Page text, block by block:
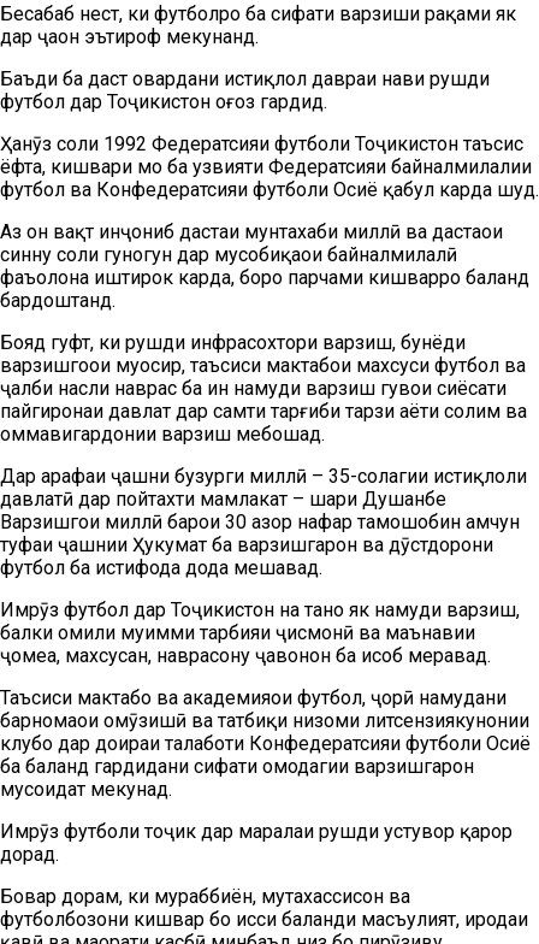
Бесабаб нест, ки футболро ба сифати варзиши рақами як
дар ҷаҳон эътироф мекунанд.
Баъди ба даст овардани истиқлол давраи нави рушди
футбол дар Тоҷикистон оғоз гардид.
Ҳанӯз соли 1992 Федератсияи футболи Тоҷикистон таъсис
ёфта, кишвари мо ба узвияти Федератсияи байналмилалии
футбол ва Конфедератсияи футболи Осиё қабул карда шуд.
Аз он вақт инҷониб дастаи мунтахаби миллӣ ва дастаҳои
синну соли гуногун дар мусобиқаҳои байналмилалӣ
фаъолона иштирок карда, борҳо парчами кишварро баланд
бардоштанд.
Бояд гуфт, ки рушди инфрасохтори варзиш, бунёди
варзишгоҳҳои муосир, таъсиси мактабҳои махсуси футбол ва
ҷалби насли наврас ба ин намуди варзиш гувоҳи сиёсати
пайгиронаи давлат дар самти тарғиби тарзи ҳаёти солим ва
оммавигардонии варзиш мебошад.
Дар арафаи ҷашни бузурги миллӣ – 35-солагии истиқлоли
давлатӣ дар пойтахти мамлакат – шаҳри Душанбе
Варзишгоҳи миллӣ барои 30 ҳазор нафар тамошобин ҳамчун
туҳфаи ҷашнии Ҳукумат ба варзишгарон ва дӯстдорони
футбол ба истифода дода мешавад.
Имрӯз футбол дар Тоҷикистон на танҳо як намуди варзиш,
балки омили муҳимми тарбияи ҷисмонӣ ва маънавии
ҷомеа, махсусан, наврасону ҷавонон ба ҳисоб меравад.
Таъсиси мактабҳо ва академияҳои футбол, ҷорӣ намудани
барномаҳои омӯзишӣ ва татбиқи низоми литсензиякунонии
клубҳо дар доираи талаботи Конфедератсияи футболи Осиё
ба баланд гардидани сифати омодагии варзишгарон
мусоидат мекунад.
Имрӯз футболи тоҷик дар марҳалаи рушди устувор қарор
дорад.
Бовар дорам, ки мураббиён, мутахассисон ва
футболбозони кишвар бо ҳисси баланди масъулият, иродаи